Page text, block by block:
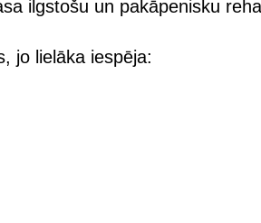
ilgstošu un pakāpenisku
jo lielāka iespēja: